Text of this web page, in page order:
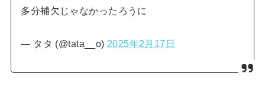
多分補欠じゃなかったろうに
— タタ (@tata__o) 2025年2月17日